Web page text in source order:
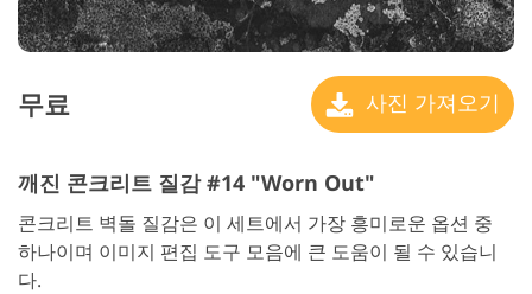
무료 사진 가져오기
깨진 콘크리트 질감 #14 "Worn Out"
콘크리트 벽돌 질감은 이 세트에서 가장 흥미로운 옵션 중
하나이며 이미지 편집 도구 모음에 큰 도움이 될 수 있습니
다.